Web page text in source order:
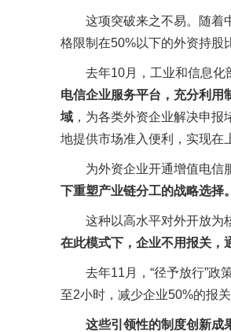
这项突破来之不易。随着
格限制在50%以下的外资持股
去年10月，工业和信息化
电信企业服务平台，充分利用
域 ，为各类外资企业解决申
地提供市场准入便利，实现在
为外资企业开通增值电信
下重塑产业链分工的战略选择。
这种以高水平对外开放为
在此模式下，企业不用报关，
去年11月，“径予放行”政
至2小时，减少企业50%的报
这些引领性的制度创新成